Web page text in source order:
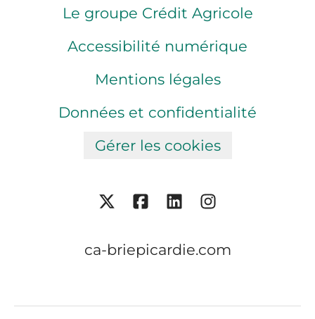
Le groupe Crédit Agricole
Accessibilité numérique
Mentions légales
Données et confidentialité
Gérer les cookies
ca-briepicardie.com